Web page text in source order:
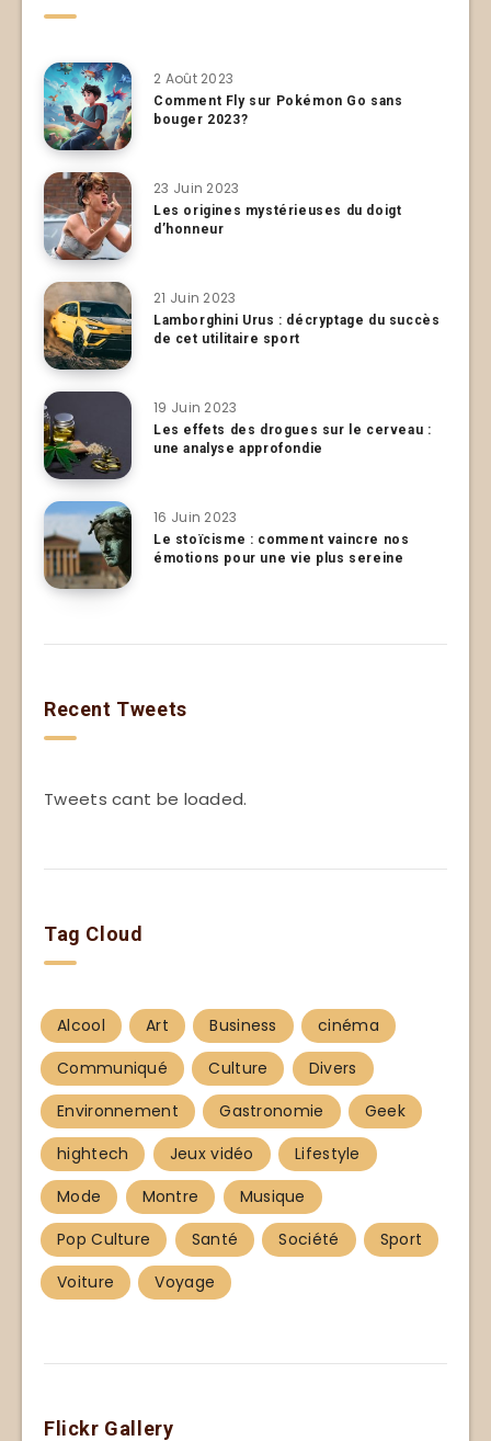
2 Août 2023
Comment Fly sur Pokémon Go sans
bouger 2023?
23 Juin 2023
Les origines mystérieuses du doigt
d’honneur
21 Juin 2023
Lamborghini Urus : décryptage du succès
de cet utilitaire sport
19 Juin 2023
Les effets des drogues sur le cerveau :
une analyse approfondie
16 Juin 2023
Le stoïcisme : comment vaincre nos
émotions pour une vie plus sereine
Recent Tweets
Tweets cant be loaded.
Tag Cloud
Alcool Art Business
cinéma
Communiqué
Culture
Divers
Environnement
Gastronomie
Geek
hightech
Jeux vidéo
Lifestyle
Mode
Montre
Musique
Pop Culture
Santé Société
Sport
Voiture
Voyage
Flickr Gallery